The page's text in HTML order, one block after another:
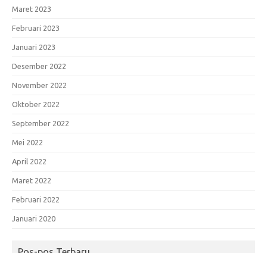
Maret 2023
Februari 2023
Januari 2023
Desember 2022
November 2022
Oktober 2022
September 2022
Mei 2022
April 2022
Maret 2022
Februari 2022
Januari 2020